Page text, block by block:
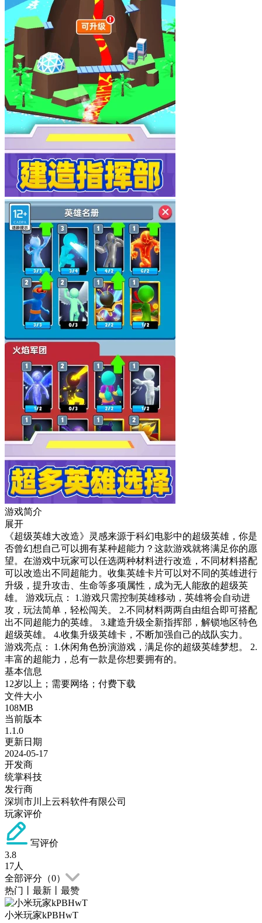
游戏简介
展开
《超级英雄大改造》灵感来源于科幻电影中的超级英雄，你是
否曾幻想自己可以拥有某种超能力？这款游戏就将满足你的愿
望。在游戏中玩家可以任选两种材料进行改造，不同材料搭配
可以改造出不同超能力。收集英雄卡片可以对不同的英雄进行
升级，提升攻击、生命等多项属性，成为无人能敌的超级英
雄。 游戏玩点： 1.游戏只需控制英雄移动，英雄将会自动进
攻，玩法简单，轻松闯关。 2.不同材料两两自由组合即可搭配
出不同超能力的英雄。 3.建造升级全新指挥部，解锁地区特色
超级英雄。 4.收集升级英雄卡，不断加强自己的战队实力。
游戏亮点： 1.休闲角色扮演游戏，满足你的超级英雄梦想。 2.
丰富的超能力，总有一款是你想要拥有的。
基本信息
12岁以上；需要网络；付费下载
文件大小
108MB
当前版本
1.1.0
更新日期
2024-05-17
开发商
统掌科技
发行商
深圳市川上云科软件有限公司
玩家评价
写评价
3.8
17人
全部评分（0）
热门
最新 最赞
小米玩家kPBHwT